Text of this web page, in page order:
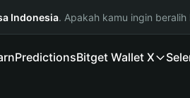
Indonesia. Apakah kamu ingin beralih
PredictionsBitget Wallet X